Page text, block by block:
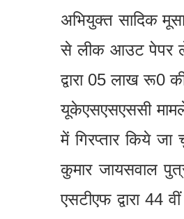
अभियुक्त सादिक
से लीक आउट पेपर
द्वारा 05 लाख रू0
यूकेएसएसएससी
में गिरप्तार किये
कुमार जायसवाल
एसटीएफ द्वारा 44